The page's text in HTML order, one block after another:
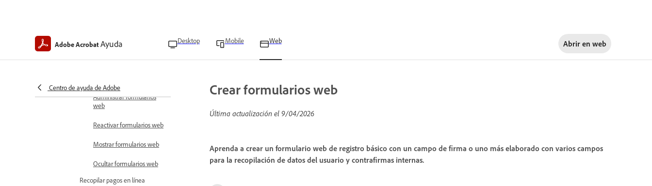
Adobe AcrobatAyuda Desktop Mobile Web Abrir en web
Centro de ayuda de Adobe
Deshabilitación de
formularios web
Administrar formularios
web
Reactivar formularios web
Mostrar formularios web
Ocultar formularios web
Recopilar pagos en línea
Crear formularios web
Última actualización el 9/04/2026
Aprenda a crear un formulario web de registro básico con un campo de firma o uno más elaborado con varios campos
para la recopilación de datos del usuario y contrafirmas internas.